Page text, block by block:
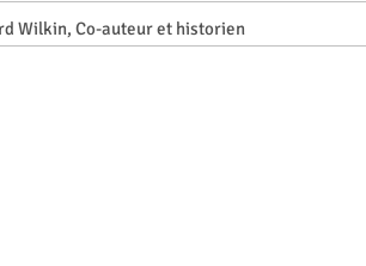
Wilkin, Co-auteur et historien